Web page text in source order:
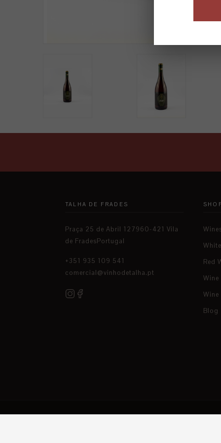
TALHA DE FRADES
Praça 25 de Abril 127960-421 Vila
de FradesPortugal
+351 935 109 541
comercial@vinhodetalha.pt
Red
Blog